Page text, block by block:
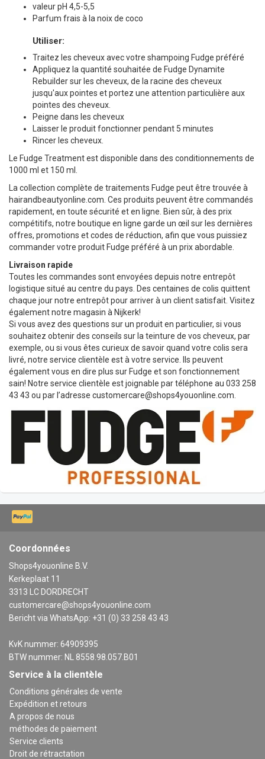
valeur pH 4,5-5,5
Parfum frais à la noix de coco
Utiliser:
Traitez les cheveux avec votre shampoing Fudge préféré
Appliquez la quantité souhaitée de Fudge Dynamite
Rebuilder sur les cheveux, de la racine des cheveux
jusqu'aux pointes et portez une attention particulière aux
pointes des cheveux.
Peigne dans les cheveux
Laisser le produit fonctionner pendant 5 minutes
Rincer les cheveux.
Le Fudge Treatment est disponible dans des conditionnements de
1000 ml et 150 ml.
La collection complète de traitements Fudge peut être trouvée à
hairandbeautyonline.com. Ces produits peuvent être commandés
rapidement, en toute sécurité et en ligne. Bien sûr, à des prix
compétitifs, notre boutique en ligne garde un œil sur les dernières
offres, promotions et codes de réduction, afin que vous puissiez
commander votre produit Fudge préféré à un prix abordable.
Livraison rapide
Toutes les commandes sont envoyées depuis notre entrepôt
logistique situé au centre du pays. Des centaines de colis quittent
chaque jour notre entrepôt pour arriver à un client satisfait. Visitez
également notre magasin à Nijkerk!
Si vous avez des questions sur un produit en particulier, si vous
souhaitez obtenir des conseils sur la teinture de vos cheveux, par
exemple, ou si vous êtes curieux de savoir quand votre colis sera
livré, notre service clientèle est à votre service. Ils peuvent
également vous en dire plus sur Fudge et son fonctionnement
sain! Notre service clientèle est joignable par téléphone au 033 258
43 43 ou par l’adresse customercare@shops4youonline.com
Coordonnées
Shops4youonline B.V.
Kerkeplaat 11
3313 LC DORDRECHT
customercare@shops4youonline.com
Bericht via WhatsApp: +31 (0) 33 258 43 43
KvK nummer: 64909395
BTW nummer: NL 8558.98.057.B01
Service à la clientèle
Conditions générales de vente
Expédition et retours
A propos de nous
méthodes de paiement
Service clients
Droit de rétractation